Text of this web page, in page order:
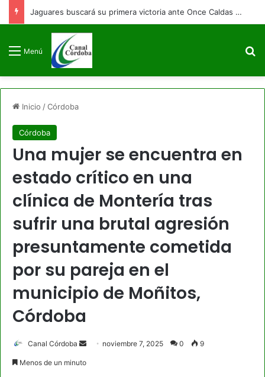
Jaguares buscará su primera victoria ante Once Caldas en Montería
Menú
Inicio /Córdoba
Córdoba
Una mujer se encuentra en
estado crítico en una
clínica de Montería tras
sufrir una brutal agresión
presuntamente cometida
por su pareja en el
municipio de Moñitos,
Córdoba
Canal Córdoba
Send noviembre 7, 2025 0 9
Menos de un minuto